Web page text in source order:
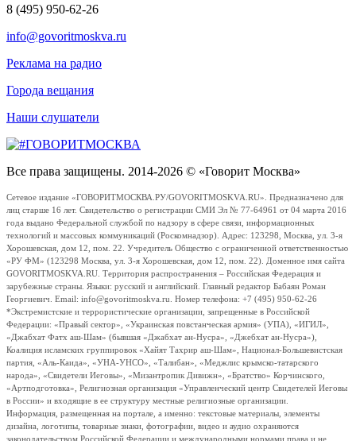
8 (495) 950-62-26
info@govoritmoskva.ru
Реклама на радио
Города вещания
Наши слушатели
Все права защищены. 2014-2026 © «Говорит Москва»
Сетевое издание «ГОВОРИТМОСКВА.РУ/GOVORITMOSKVA.RU». Предназначено для
лиц старше 16 лет. Свидетельство о регистрации СМИ Эл № 77-64961 от 04 марта 2016
года выдано Федеральной службой по надзору в сфере связи, информационных
технологий и массовых коммуникаций (Роскомнадзор). Адрес: 123298, Москва, ул. 3-я
Хорошевская, дом 12, пом. 22. Учредитель Общество с ограниченной ответственностью
«РУ ФМ» (123298 Москва, ул. 3-я Хорошевская, дом 12, пом. 22). Доменное имя сайта
GOVORITMOSKVA.RU. Территория распространения – Российская Федерация и
зарубежные страны. Языки: русский и английский. Главный редактор Бабаян Роман
Георгиевич. Email: info@govoritmoskva.ru. Номер телефона: +7 (495) 950-62-26
*Экстремистские и террористические организации, запрещенные в Российской
Федерации: «Правый сектор», «Украинская повстанческая армия» (УПА), «ИГИЛ»,
«Джабхат Фатх аш-Шам» (бывшая «Джабхат ан-Нусра», «Джебхат ан-Нусра»),
Коалиция исламских группировок «Хайят Тахрир аш-Шам», Национал-Большевистская
партия, «Аль-Каида», «УНА-УНСО», «Талибан», «Меджлис крымско-татарского
народа», «Свидетели Иеговы», «Мизантропик Дивижн», «Братство» Корчинского,
«Артподготовка», Религиозная организация «Управленческий центр Свидетелей Иеговы
в России» и входящие в ее структуру местные религиозные организации.
Информация, размещенная на портале, а именно: текстовые материалы, элементы
дизайна, логотипы, товарные знаки, фотографии, видео и аудио охраняются
законодательством Российской Федерации и международными нормами права и не